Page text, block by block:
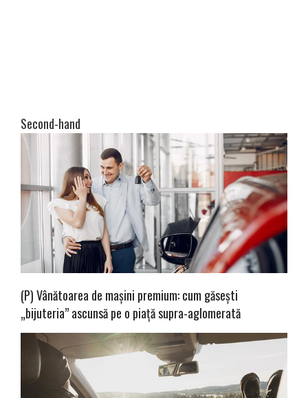
Second-hand
(P) Vânătoarea de mașini premium: cum găsești
„bijuteria” ascunsă pe o piață supra-aglomerată